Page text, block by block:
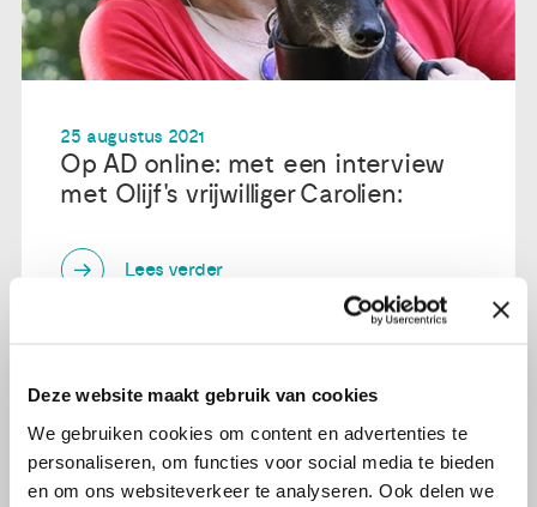
Deze website maakt gebruik van cookies
We gebruiken cookies om content en advertenties te
personaliseren, om functies voor social media te bieden
en om ons websiteverkeer te analyseren. Ook delen we
25 augustus 2021
Op AD online: met een interview
met Olijf's vrijwilliger Carolien:
Lees verder